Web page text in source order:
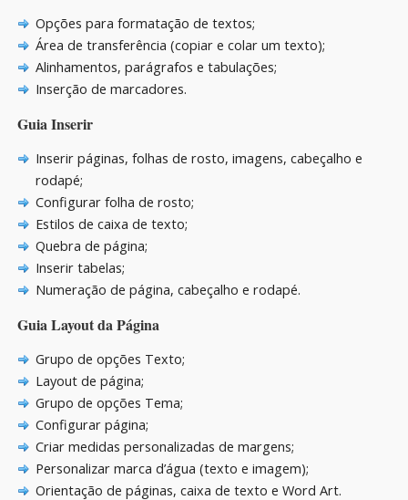
Opções para formatação de textos;
Área de transferência (copiar e colar um texto);
Alinhamentos, parágrafos e tabulações;
Inserção de marcadores.
Guia Inserir
Inserir páginas, folhas de rosto, imagens, cabeçalho e
rodapé;
Configurar folha de rosto;
Estilos de caixa de texto;
Quebra de página;
Inserir tabelas;
Numeração de página, cabeçalho e rodapé.
Guia Layout da Página
Grupo de opções Texto;
Layout de página;
Grupo de opções Tema;
Configurar página;
Criar medidas personalizadas de margens;
Personalizar marca d’água (texto e imagem);
Orientação de páginas, caixa de texto e Word Art.